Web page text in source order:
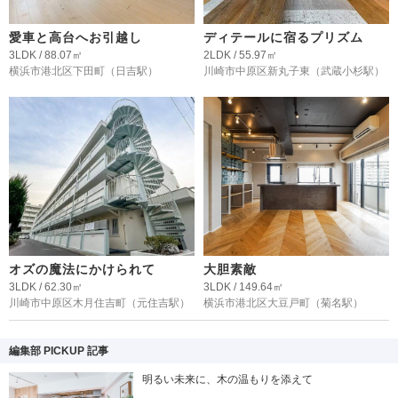
愛車と高台へお引越し
3LDK / 88.07㎡
横浜市港北区下田町 （日吉駅）
ディテールに宿るプリズム
2LDK / 55.97㎡
川崎市中原区新丸子東 （武蔵小杉駅）
オズの魔法にかけられて
3LDK / 62.30㎡
川崎市中原区木月住吉町 （元住吉駅）
大胆素敵
3LDK / 149.64㎡
横浜市港北区大豆戸町 （菊名駅）
編集部 PICKUP 記事
明るい未来に、木の温もりを添えて